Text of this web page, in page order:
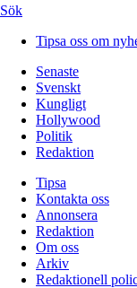
Sök
Tipsa oss om
Senaste
Svenskt
Kungligt
Hollywood
Politik
Redaktion
Tipsa
Kontakta oss
Annonsera
Redaktion
Om oss
Arkiv
Redaktionell